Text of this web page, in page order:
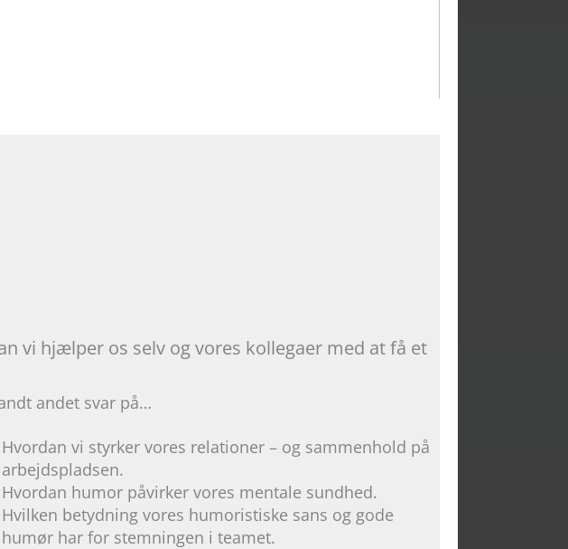
vi hjælper os selv og vores kollegaer med at få et
andet svar på…
Hvordan vi styrker vores relationer – og sammenhold på
arbejdspladsen.
Hvordan humor påvirker vores mentale sundhed.
Hvilken betydning vores humoristiske sans og gode
humør har for stemningen i teamet.